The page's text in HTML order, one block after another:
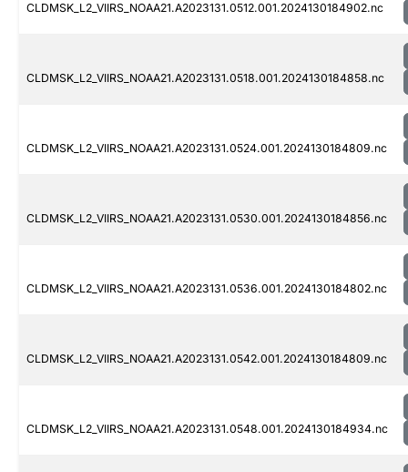
CLDMSK_L2_VIIRS_NOAA21.A2023131.0512.001.2024130184902.nc
CLDMSK_L2_VIIRS_NOAA21.A2023131.0518.001.2024130184858.nc
CLDMSK_L2_VIIRS_NOAA21.A2023131.0524.001.2024130184809.nc
CLDMSK_L2_VIIRS_NOAA21.A2023131.0530.001.2024130184856.nc
CLDMSK_L2_VIIRS_NOAA21.A2023131.0536.001.2024130184802.nc
CLDMSK_L2_VIIRS_NOAA21.A2023131.0542.001.2024130184809.nc
CLDMSK_L2_VIIRS_NOAA21.A2023131.0548.001.2024130184934.nc